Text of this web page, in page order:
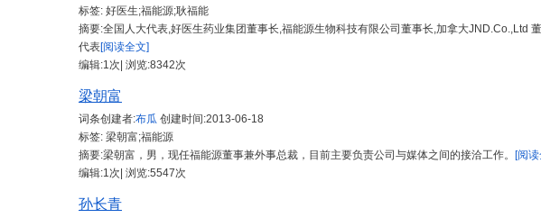
标签: 好医生;福能源;耿福能
摘要:全国人大代表,好医生药业集团董事长,福能源生物科技有限公司董事长,加拿大JND.Co.,Ltd
代表[阅读全文]
编辑:1次| 浏览:8342次
梁朝富
词条创建者:布瓜 创建时间:2013-06-18
标签: 梁朝富;福能源
摘要:梁朝富，男，现任福能源董事兼外事总裁，目前主要负责公司与媒体之间的接洽工作。
[阅
编辑:1次| 浏览:5547次
孙长青